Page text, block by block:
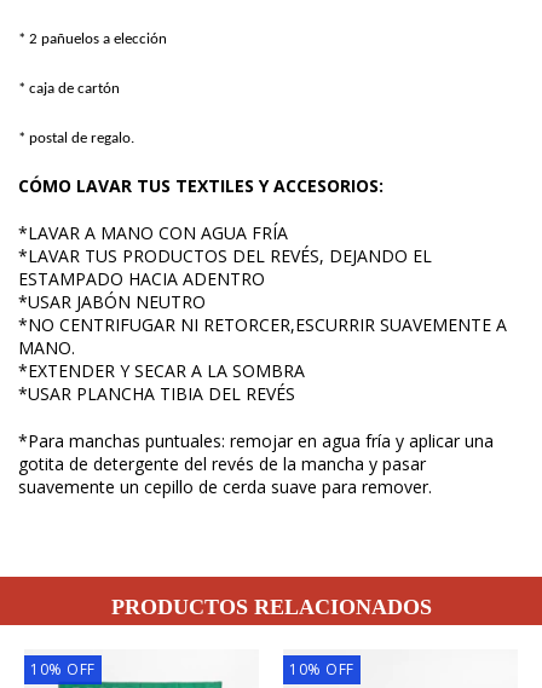
* 2 pañuelos a elección
* caja de cartón
* postal de regalo.
CÓMO LAVAR TUS TEXTILES Y ACCESORIOS:
*LAVAR A MANO CON AGUA FRÍA
*LAVAR TUS PRODUCTOS DEL REVÉS, DEJANDO EL
ESTAMPADO HACIA ADENTRO
*USAR JABÓN NEUTRO
*NO CENTRIFUGAR NI RETORCER,ESCURRIR SUAVEMENTE A
MANO.
*EXTENDER Y SECAR A LA SOMBRA
*USAR PLANCHA TIBIA DEL REVÉS
*Para manchas puntuales: remojar en agua fría y aplicar una
gotita de detergente del revés de la mancha y pasar
suavemente un cepillo de cerda suave para remover.
PRODUCTOS RELACIONADOS
10% OFF 10% OFF